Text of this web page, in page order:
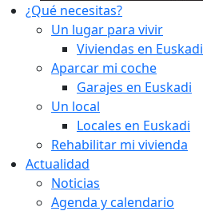
¿Qué necesitas?
Un lugar para vivir
Viviendas en Euskadi
Aparcar mi coche
Garajes en Euskadi
Un local
Locales en Euskadi
Rehabilitar mi vivienda
Actualidad
Noticias
Agenda y calendario